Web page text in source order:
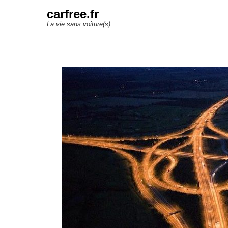
carfree.fr
La vie sans voiture(s)